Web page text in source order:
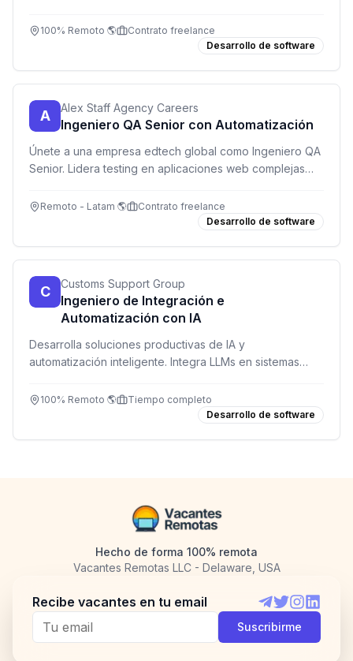
Remoto, hasta $6,000/mes.
100% Remoto 🌎
Contrato freelance
Desarrollo de software
A Alex Staff Agency Careers
Ingeniero QA Senior con Automatización
Únete a una empresa edtech global como Ingeniero QA
Senior. Lidera testing en aplicaciones web complejas
$4,500/mes. Remoto.
Remoto - Latam 🌎
Contrato freelance
Desarrollo de software
C Customs Support Group
Ingeniero de Integración e
Automatización con IA
Desarrolla soluciones productivas de IA y
automatización inteligente. Integra LLMs en sistemas
proyectos en producción.
100% Remoto 🌎
Tiempo completo
Desarrollo de software
Hecho de forma 100% remota
Vacantes Remotas LLC - Delaware, USA
Recibe vacantes en tu email
Telegram
TwitterInstagram
Suscribirme